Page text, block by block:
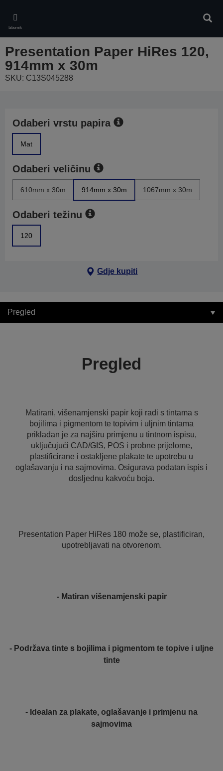
main
content
Izbornik
Presentation Paper HiRes 120,
914mm x 30m
SKU: C13S045288
Odaberi vrstu papira
Mat
Odaberi veličinu
610mm x 30m 914mm x 30m 1067mm x 30m
Odaberi težinu
120
Gdje kupiti
Pregled
Pregled
Matirani, višenamjenski papir koji radi s tintama s
bojilima i pigmentom te topivim i uljnim tintama
prikladan je za najširu primjenu u tintnom ispisu,
uključujući CAD/GIS, POS i probne prijelome,
plastificirane i ostakljene plakate te upotrebu u
oglašavanju i na sajmovima. Osigurava podatan ispis i
dosljednu kakvoću boja.
Presentation Paper HiRes 180 može se, plastificiran,
upotrebljavati na otvorenom.
- Matiran višenamjenski papir
- Podržava tinte s bojilima i pigmentom te topive i uljne
tinte
- Idealan za plakate, oglašavanje i primjenu na
sajmovima